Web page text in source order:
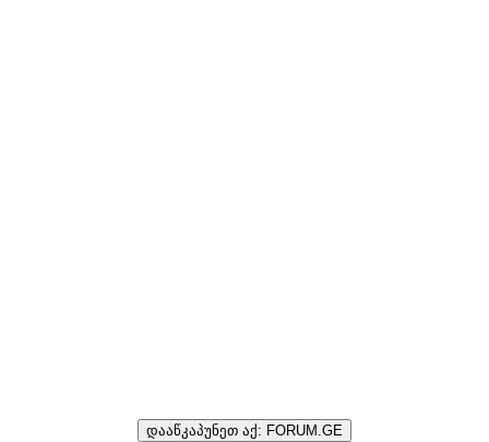
დააწკაპუნეთ აქ: FORUM.GE